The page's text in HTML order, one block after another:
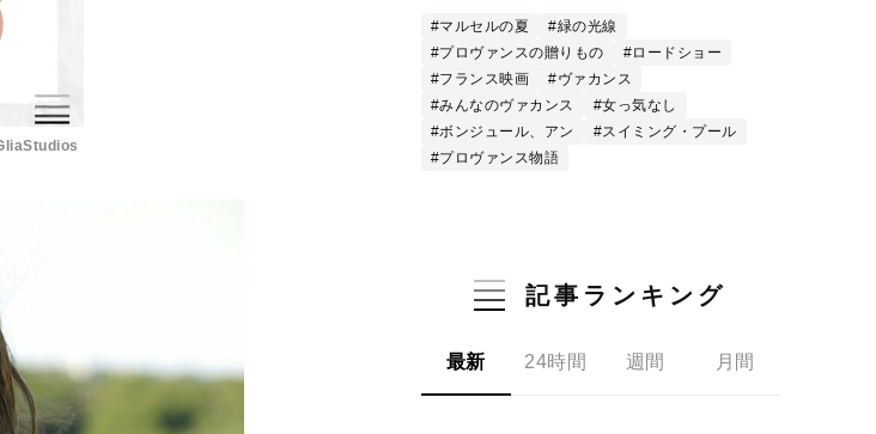
#マルセルの夏
#緑の光線
#プロヴァンスの贈りもの
#ロードショー
#フランス映画
#ヴァカンス
#みんなのヴァカンス
#女っ気なし
#ボンジュール、アン
#スイミング・プール
#プロヴァンス物語
記事ランキング
最新 24時間 週間 月間